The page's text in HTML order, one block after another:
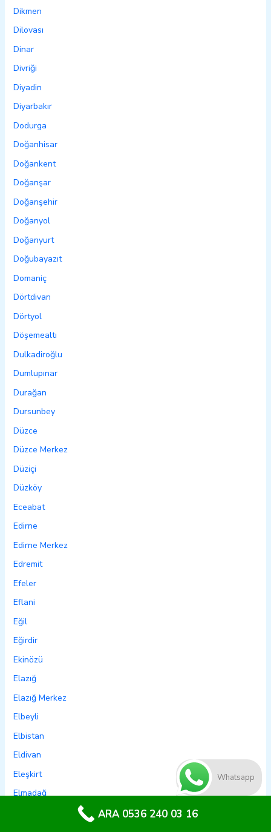
Dikmen
Dilovası
Dinar
Divriği
Diyadin
Diyarbakır
Dodurga
Doğanhisar
Doğankent
Doğanşar
Doğanşehir
Doğanyol
Doğanyurt
Doğubayazıt
Domaniç
Dörtdivan
Dörtyol
Döşemealtı
Dulkadiroğlu
Dumlupınar
Durağan
Dursunbey
Düzce
Düzce Merkez
Düziçi
Düzköy
Eceabat
Edirne
Edirne Merkez
Edremit
Efeler
Eflani
Eğil
Eğirdir
Ekinözü
Elazığ
Elazığ Merkez
Elbeyli
Elbistan
Eldivan
Eleşkirt
Elmadağ
Whatsapp
ARA 0536 240 03 16